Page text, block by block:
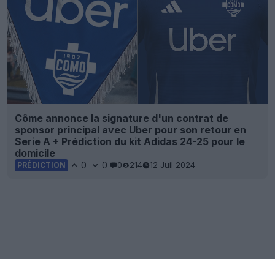
Côme annonce la signature d'un contrat de
sponsor principal avec Uber pour son retour en
Serie A + Prédiction du kit Adidas 24-25 pour le
domicile
PRÉDICTION 0 0 0 214 12 Juil 2024